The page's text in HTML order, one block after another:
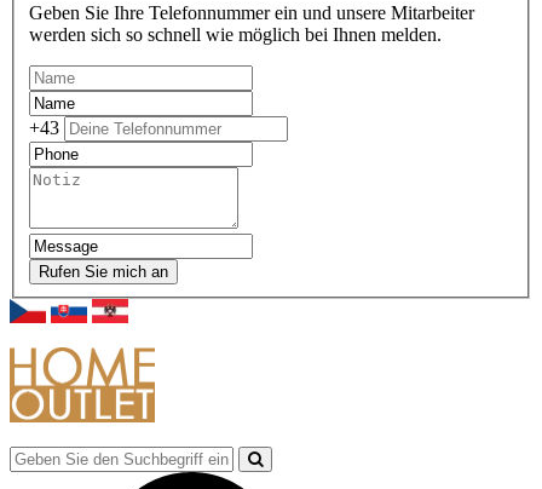
Geben Sie Ihre Telefonnummer ein und unsere Mitarbeiter
werden sich so schnell wie möglich bei Ihnen melden.
+43
Rufen Sie mich an